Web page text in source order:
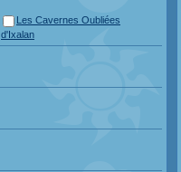
Les Cavernes Oubliées
d'Ixalan